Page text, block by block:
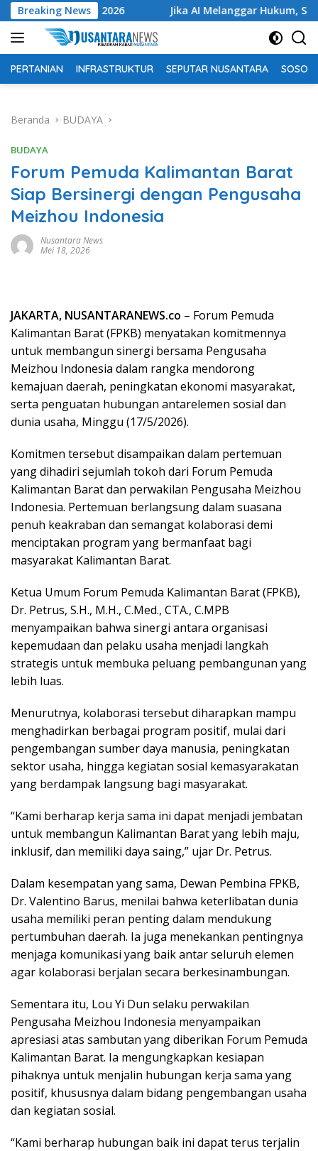
Langsung
ke
konten
Breaking News
Tahun 2026 Jika AI Melanggar Hukum, Siapa yang
PERTANIAN INFRASTRUKTUR SEPUTAR NUSANTARA SOSOK
Beranda BUDAYA
BUDAYA
Forum Pemuda Kalimantan Barat
Siap Bersinergi dengan Pengusaha
Meizhou Indonesia
Nusantara News
Mei 18, 2026
JAKARTA, NUSANTARANEWS.co – Forum Pemuda
Kalimantan Barat (FPKB) menyatakan komitmennya
untuk membangun sinergi bersama Pengusaha
Meizhou Indonesia dalam rangka mendorong
kemajuan daerah, peningkatan ekonomi masyarakat,
serta penguatan hubungan antarelemen sosial dan
dunia usaha, Minggu (17/5/2026).
Komitmen tersebut disampaikan dalam pertemuan
yang dihadiri sejumlah tokoh dari Forum Pemuda
Kalimantan Barat dan perwakilan Pengusaha Meizhou
Indonesia. Pertemuan berlangsung dalam suasana
penuh keakraban dan semangat kolaborasi demi
menciptakan program yang bermanfaat bagi
masyarakat Kalimantan Barat.
Ketua Umum Forum Pemuda Kalimantan Barat (FPKB),
Dr. Petrus, S.H., M.H., C.Med., CTA., C.MPB
menyampaikan bahwa sinergi antara organisasi
kepemudaan dan pelaku usaha menjadi langkah
strategis untuk membuka peluang pembangunan yang
lebih luas.
Menurutnya, kolaborasi tersebut diharapkan mampu
menghadirkan berbagai program positif, mulai dari
pengembangan sumber daya manusia, peningkatan
sektor usaha, hingga kegiatan sosial kemasyarakatan
yang berdampak langsung bagi masyarakat.
“Kami berharap kerja sama ini dapat menjadi jembatan
untuk membangun Kalimantan Barat yang lebih maju,
inklusif, dan memiliki daya saing,” ujar Dr. Petrus.
Dalam kesempatan yang sama, Dewan Pembina FPKB,
Dr. Valentino Barus, menilai bahwa keterlibatan dunia
usaha memiliki peran penting dalam mendukung
pertumbuhan daerah. Ia juga menekankan pentingnya
menjaga komunikasi yang baik antar seluruh elemen
agar kolaborasi berjalan secara berkesinambungan.
Sementara itu, Lou Yi Dun selaku perwakilan
Pengusaha Meizhou Indonesia menyampaikan
apresiasi atas sambutan yang diberikan Forum Pemuda
Kalimantan Barat. Ia mengungkapkan kesiapan
pihaknya untuk menjalin hubungan kerja sama yang
positif, khususnya dalam bidang pengembangan usaha
dan kegiatan sosial.
“Kami berharap hubungan baik ini dapat terus terjalin